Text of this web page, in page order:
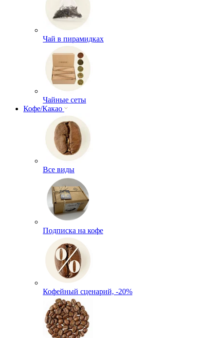
Чай в пирамидках
Чайные сеты
Кофе/Какао
Все виды
Подписка на кофе
Кофейный сценарий, -20%